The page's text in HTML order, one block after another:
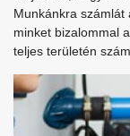
Munkánkra
minket bizalommal
teljes területén